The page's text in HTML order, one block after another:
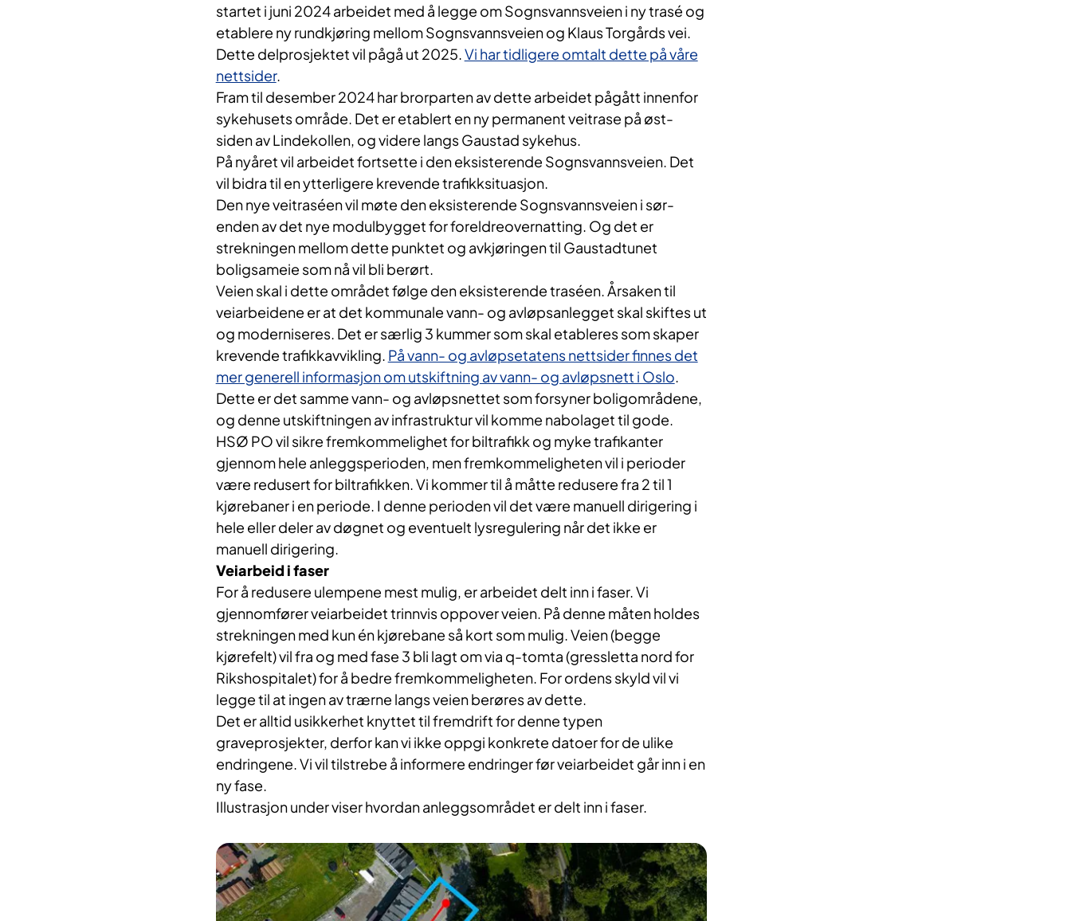
startet i juni 2024 arbeidet med å legge om Sognsvannsveien i ny trasé og
etablere ny rundkjøring mellom Sognsvannsveien og Klaus Torgårds vei.
Dette delprosjektet vil pågå ut 2025.Vi har tidligere omtalt dette på våre
nettsider.
Fram til desember 2024 har brorparten av dette arbeidet pågått innenfor
sykehusets område. Det er etablert en ny permanent veitrase på øst-
siden av Lindekollen, og videre langs Gaustad sykehus.
På nyåret vil arbeidet fortsette i den eksisterende Sognsvannsveien. Det
vil bidra til en ytterligere krevende trafikksituasjon.
Den nye veitraséen vil møte den eksisterende Sognsvannsveien i sør-
enden av det nye modulbygget for foreldreovernatting. Og det er
strekningen mellom dette punktet og avkjøringen til Gaustadtunet
boligsameie som nå vil bli berørt.
Veien skal i dette området følge den eksisterende traséen. Årsaken til
veiarbeidene er at det kommunale vann- og avløpsanlegget skal skiftes ut
og moderniseres. Det er særlig 3 kummer som skal etableres som skaper
krevende trafikkavvikling. På vann- og avløpsetatens nettsider finnes det
mer generell informasjon om utskiftning av vann- og avløpsnett i Oslo.
Dette er det samme vann- og avløpsnettet som forsyner boligområdene,
og denne utskiftningen av infrastruktur vil komme nabolaget til gode.
HSØ PO vil sikre fremkommelighet for biltrafikk og myke trafikanter
gjennom hele anleggsperioden, men fremkommeligheten vil i perioder
være redusert for biltrafikken. Vi kommer til å måtte redusere fra 2 til 1
kjørebaner i en periode. I denne perioden vil det være manuell dirigering i
hele eller deler av døgnet og eventuelt lysregulering når det ikke er
manuell dirigering.
Veiarbeid i faser
For å redusere ulempene mest mulig, er arbeidet delt inn i faser. Vi
gjennomfører veiarbeidet trinnvis oppover veien. På denne måten holdes
strekningen med kun én kjørebane så kort som mulig. Veien (begge
kjørefelt) vil fra og med fase 3 bli lagt om via q-tomta (gressletta nord for
Rikshospitalet) for å bedre fremkommeligheten. For ordens skyld vil vi
legge til at ingen av trærne langs veien berøres av dette.
Det er alltid usikkerhet knyttet til fremdrift for denne typen
graveprosjekter, derfor kan vi ikke oppgi konkrete datoer for de ulike
endringene. Vi vil tilstrebe å informere endringer før veiarbeidet går inn i en
ny fase.
Illustrasjon under viser hvordan anleggsområdet er delt inn i faser.